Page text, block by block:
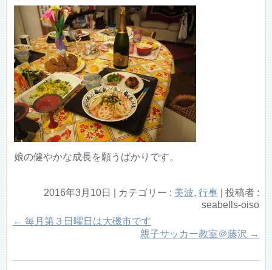
娘の健やかな成長を願うばかりです。
2016年3月10日 カテゴリー : 美波, 行事
投稿者 :
seabells-oiso
← 毎月第３日曜日は大磯市です
親子サッカー教室＠藤沢 →